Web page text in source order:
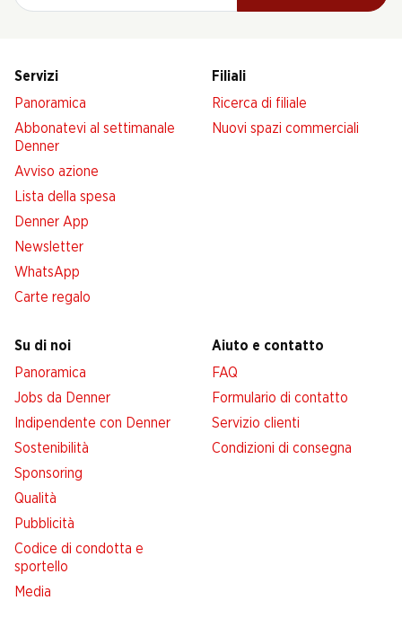
Servizi
Panoramica
Abbonatevi al settimanale
Denner
Avviso azione
Lista della spesa
Denner App
Newsletter
WhatsApp
Carte regalo
Filiali
Ricerca di filiale
Nuovi spazi commerciali
Su di noi
Panoramica
Jobs da Denner
Indipendente con Denner
Sostenibilità
Sponsoring
Qualità
Pubblicità
Codice di condotta e
sportello
Media
Aiuto e contatto
FAQ
Formulario di contatto
Servizio clienti
Condizioni di consegna